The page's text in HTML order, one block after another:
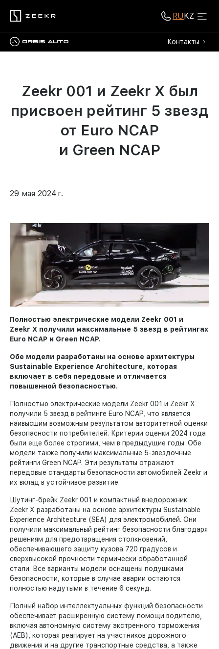
RUKZ
Контакты
Zeekr 001 и Zeekr X был
присвоен рейтинг 5 звезд
от Euro NCAP
и Green NCAP
29 мая 2024 г.
Полностью электрические модели Zeekr 001 и
Zeekr X получили максимальные 5 звезд в рейтингах
Euro NCAP и Green NCAP.
Обе модели разработаны на основе архитектуры
Sustainable Experience Architecture, которая
включает в себя передовые и отличается
повышенной безопасностью.
Полностью электрические модели Zeekr 001 и Zeekr X
получили 5 звезд в рейтинге Euro NCAP, что является
наивысшим возможным результатом авторитетной оценки
безопасности потребителей. Критерии оценки 2024 года
были еще более строгими, чем в предыдущие годы. Обе
модели также получили максимальные 5-звездочные
рейтинги Green NCAP. Эти результаты отражают
передовые стандарты безопасности автомобилей Zeekr и
их вклад в устойчивое развитие.
Шутинг-брейк Zeekr 001 и компактный внедорожник
Zeekr X разработаны на основе архитектуры Sustainable
Experience Architecture (SEA) для электромобилей. Они
получили максимальный рейтинг безопасности благодаря
решениям для предотвращения столкновений,
обеспечивающего защиту кузова 720 градусов и
сверхвысокой прочности термически обработанной
стали. Все варианты модели оснащены подушками
безопасности, которые в случае аварии остаются
полностью надутыми в течение 6 секунд.
Полный набор интеллектуальных функций безопасности
обеспечивает расширенную систему помощи водителю,
включая автономную систему экстренного торможения
(AEB), которая реагирует на участников дорожного
движения и на другие транспортные средства, а также